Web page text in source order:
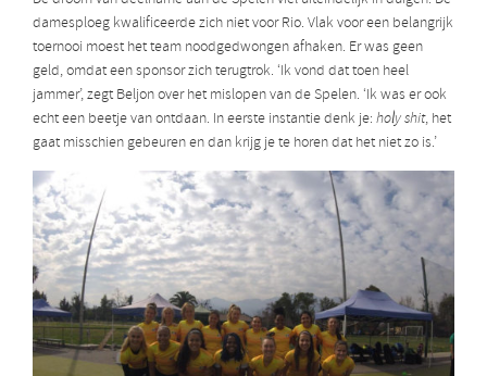
damesploeg kwalificeerde zich niet voor Rio. Vlak voor een belangrijk
toernooi moest het team noodgedwongen afhaken. Er was geen
geld, omdat een sponsor zich terugtrok. ‘Ik vond dat toen heel
jammer’, zegt Beljon over het mislopen van de Spelen. ‘Ik was er ook
echt een beetje van ontdaan. In eerste instantie denk je: holy shit, het
gaat misschien gebeuren en dan krijg je te horen dat het niet zo is.’